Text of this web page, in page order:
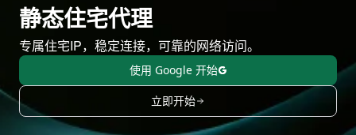
静态住宅代理
专属住宅IP，稳定连接，可靠的网络访问。
使用 Google 开始
立即开始